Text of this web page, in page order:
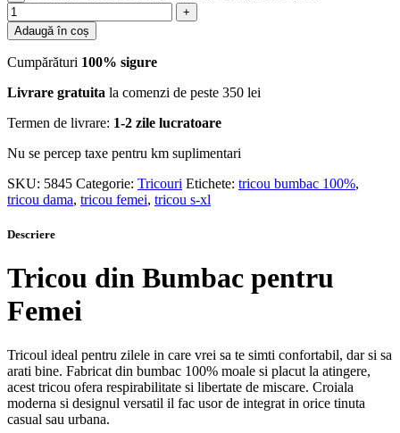
Adaugă în coș
Cumpărături 100% sigure
Livrare gratuita la comenzi de peste 350 lei
Termen de livrare: 1-2 zile lucratoare
Nu se percep taxe pentru km suplimentari
SKU: 5845 Categorie: Tricouri Etichete: tricou bumbac 100%,
tricou dama, tricou femei, tricou s-xl
Descriere
Tricou din Bumbac pentru
Femei
Tricoul ideal pentru zilele in care vrei sa te simti confortabil, dar si sa
arati bine. Fabricat din bumbac 100% moale si placut la atingere,
acest tricou ofera respirabilitate si libertate de miscare. Croiala
moderna si designul versatil il fac usor de integrat in orice tinuta
casual sau urbana.